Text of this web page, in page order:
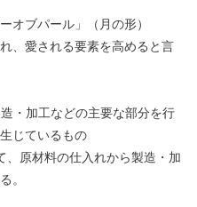
オブパール」（月の形）
、愛される要素を高めると言
・加工などの主要な部分を行
じているもの
、原材料の仕入れから製造・加
。